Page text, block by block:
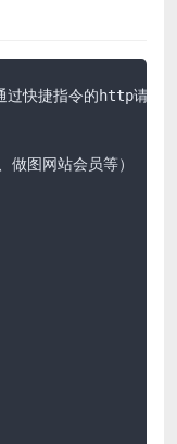
过快捷指令的http请求
做图网站会员等）